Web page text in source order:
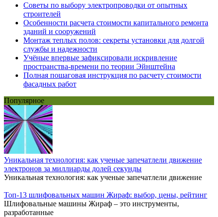
Советы по выбору электропроводки от опытных
строителей
Особенности расчета стоимости капитального ремонта
зданий и сооружений
Монтаж теплых полов: секреты установки для долгой
службы и надежности
Учёные впервые зафиксировали искривление
пространства-времени по теории Эйнштейна
Полная пошаговая инструкция по расчету стоимости
фасадных работ
Популярное
Уникальная технология: как ученые запечатлели движение
электронов за миллиарды долей секунды
Уникальная технология: как ученые запечатлели движение
Топ-13 шлифовальных машин Жираф: выбор, цены, рейтинг
Шлифовальные машины Жираф – это инструменты,
разработанные